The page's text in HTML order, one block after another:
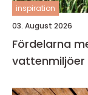
inspiration
03. August 2026
Fördelarna
vattenmiljöer